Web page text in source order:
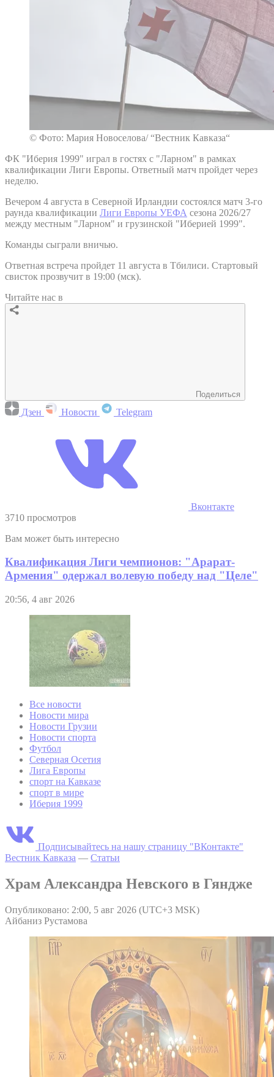
© Фото: Мария Новоселова/ “Вестник Кавказа“
ФК "Иберия 1999" играл в гостях с "Ларном" в рамках
квалификации Лиги Европы. Ответный матч пройдет через
неделю.
Вечером 4 августа в Северной Ирландии состоялся матч 3-го
раунда квалификации Лиги Европы УЕФА сезона 2026/27
между местным "Ларном" и грузинской "Иберией 1999".
Команды сыграли вничью.
Ответная встреча пройдет 11 августа в Тбилиси. Стартовый
свисток прозвучит в 19:00 (мск).
Читайте нас в
Поделиться
Дзен Новости Telegram
Вконтакте
3710 просмотров
Вам может быть интересно
Квалификация Лиги чемпионов: "Арарат-
Армения" одержал волевую победу над "Целе"
20:56, 4 авг 2026
Все новости
Новости мира
Новости Грузии
Новости спорта
Футбол
Северная Осетия
Лига Европы
спорт на Кавказе
спорт в мире
Иберия 1999
Подписывайтесь на нашу страницу "ВКонтакте"
Вестник Кавказа — Статьи
Храм Александра Невского в Гяндже
Опубликовано: 2:00, 5 авг 2026 (UTC+3 MSK)
Айбаниз Рустамова